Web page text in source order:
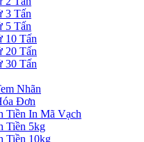
3 Tấn
5 Tấn
10 Tấn
20 Tấn
30 Tấn
Nhãn
Đơn
Tiền In Mã Vạch
Tiền 5kg
Tiền 10kg